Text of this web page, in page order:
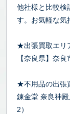
他社様と比較検
す。お気軽な気
★出張買取エリ
【奈良県】奈良
★不用品の出張
錬金堂 奈良神
2）